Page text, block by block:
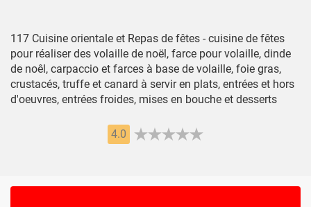
117 Cuisine orientale et Repas de fêtes - cuisine de fêtes
pour réaliser des volaille de noël, farce pour volaille, dinde
de noêl, carpaccio et farces à base de volaille, foie gras,
crustacés, truffe et canard à servir en plats, entrées et hors
d'oeuvres, entrées froides, mises en bouche et desserts
4.0